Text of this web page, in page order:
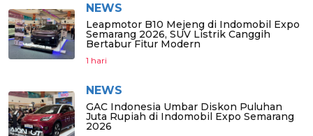
NEWS
Leapmotor B10 Mejeng di Indomobil Expo
Semarang 2026, SUV Listrik Canggih
Bertabur Fitur Modern
1 hari
NEWS
GAC Indonesia Umbar Diskon Puluhan
Juta Rupiah di Indomobil Expo Semarang
2026